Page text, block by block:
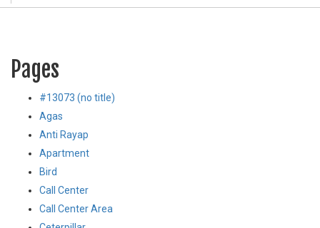
Pages
#13073 (no title)
Agas
Anti Rayap
Apartment
Bird
Call Center
Call Center Area